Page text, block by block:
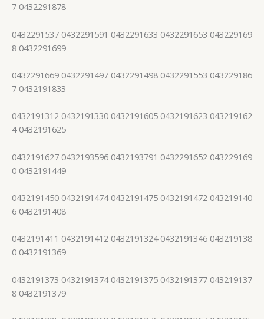
7 0432291878
0432291537 0432291591 0432291633 0432291653 043229169
8 0432291699
0432291669 0432291497 0432291498 0432291553 043229186
7 0432191833
0432191312 0432191330 0432191605 0432191623 043219162
4 0432191625
0432191627 0432193596 0432193791 0432291652 043229169
0 0432191449
0432191450 0432191474 0432191475 0432191472 043219140
6 0432191408
0432191411 0432191412 0432191324 0432191346 043219138
0 0432191369
0432191373 0432191374 0432191375 0432191377 043219137
8 0432191379